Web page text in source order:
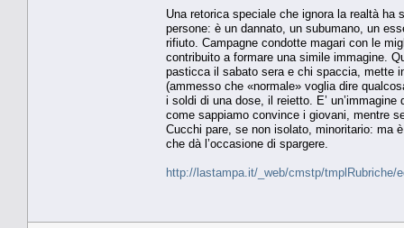
Una retorica speciale che ignora la realtà
persone: è un dannato, un subumano, un
rifiuto. Campagne condotte magari con le
contribuito a formare una simile immagine.
pasticca il sabato sera e chi spaccia, mette
(ammesso che «normale» voglia dire
i soldi di una dose, il reietto. E’
come sappiamo convince i giovani, mentre
Cucchi pare, se non isolato, minoritario: ma
che dà l’occasione di spargere.
http://lastampa.it/_web/cmstp/tmplRubriche/